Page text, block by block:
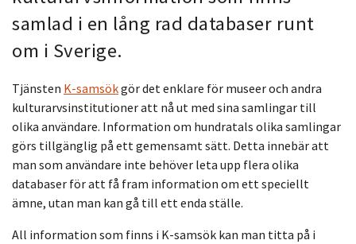
samlad i en lång rad databaser runt
om i Sverige.
Tjänsten K-samsökgör det enklare för museer och andra
kulturarvsinstitutioner att nå ut med sina samlingar till
olika användare. Information om hundratals olika samlingar
görs tillgänglig på ett gemensamt sätt. Detta innebär att
man som användare inte behöver leta upp flera olika
databaser för att få fram information om ett speciellt
ämne, utan man kan gå till ett enda ställe.
All information som finns i K-samsök kan man titta på i